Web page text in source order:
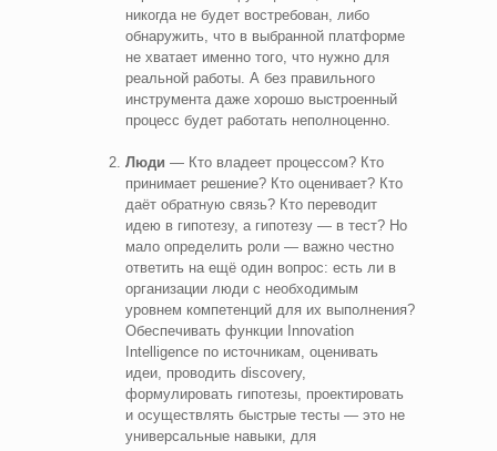
никогда не будет востребован, либо
обнаружить, что в выбранной платформе
не хватает именно того, что нужно для
реальной работы. А без правильного
инструмента даже хорошо выстроенный
процесс будет работать неполноценно.
Люди — Кто владеет процессом? Кто
принимает решение? Кто оценивает? Кто
даёт обратную связь? Кто переводит
идею в гипотезу, а гипотезу — в тест? Но
мало определить роли — важно честно
ответить на ещё один вопрос: есть ли в
организации люди с необходимым
уровнем компетенций для их выполнения?
Обеспечивать функции Innovation
Intelligence по источникам, оценивать
идеи, проводить discovery,
формулировать гипотезы, проектировать
и осуществлять быстрые тесты — это не
универсальные навыки, для